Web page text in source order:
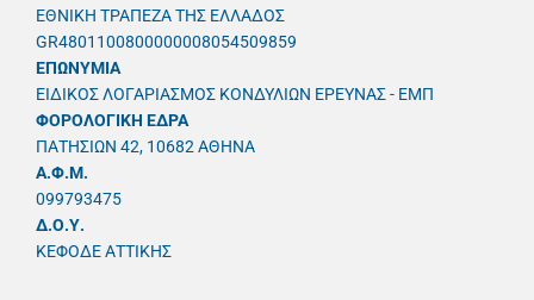
ΕΘΝΙΚΗ ΤΡΑΠΕΖΑ ΤΗΣ ΕΛΛΑΔΟΣ
GR4801100800000008054509859
ΕΠΩΝΥΜΙΑ
ΕΙΔΙΚΟΣ ΛΟΓΑΡΙΑΣΜΟΣ ΚΟΝΔΥΛΙΩΝ ΕΡΕΥΝΑΣ - ΕΜΠ
ΦΟΡΟΛΟΓΙΚΗ ΕΔΡΑ
ΠΑΤΗΣΙΩΝ 42, 10682 ΑΘΗΝΑ
A.Φ.Μ.
099793475
Δ.Ο.Υ.
ΚΕΦΟΔΕ ΑΤΤΙΚΗΣ